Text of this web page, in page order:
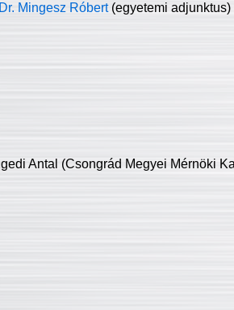
Dr. Mingesz Róbert (egyetemi adjunktus)
Antal (Csongrád Megyei Mérnöki